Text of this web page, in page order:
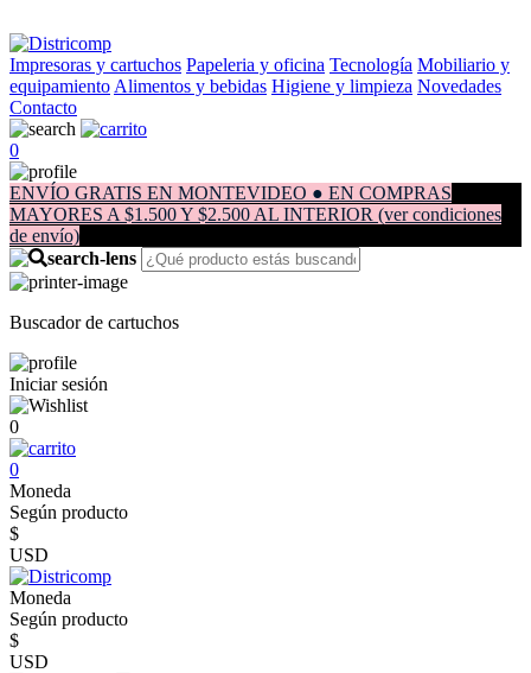
Impresoras y cartuchos Papeleria y oficina Tecnología Mobiliario y
equipamiento Alimentos y bebidas Higiene y limpieza Novedades
Contacto
0
ENVÍO GRATIS EN MONTEVIDEO ● EN COMPRAS
MAYORES A $1.500 Y $2.500 AL INTERIOR (ver condiciones
de envío)
Buscador de cartuchos
Iniciar sesión
0
0
Moneda
Según producto
$
USD
Moneda
Según producto
$
USD